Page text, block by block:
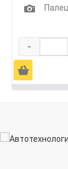
1
-
Ä